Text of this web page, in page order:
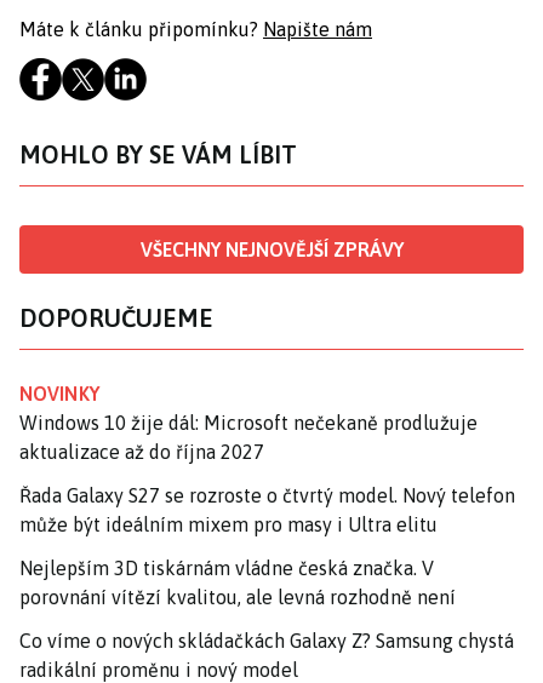
Máte k článku připomínku? Napište nám
MOHLO BY SE VÁM LÍBIT
VŠECHNY NEJNOVĚJŠÍ ZPRÁVY
DOPORUČUJEME
NOVINKY
Windows 10 žije dál: Microsoft nečekaně prodlužuje
aktualizace až do října 2027
Řada Galaxy S27 se rozroste o čtvrtý model. Nový telefon
může být ideálním mixem pro masy i Ultra elitu
Nejlepším 3D tiskárnám vládne česká značka. V
porovnání vítězí kvalitou, ale levná rozhodně není
Co víme o nových skládačkách Galaxy Z? Samsung chystá
radikální proměnu i nový model